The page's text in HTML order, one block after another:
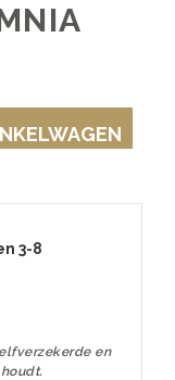
3-8
en